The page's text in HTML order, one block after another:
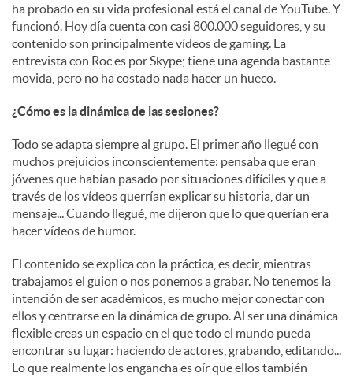
ha probado en su vida profesional está el canal de YouTube. Y
funcionó. Hoy día cuenta con casi 800.000 seguidores, y su
contenido son principalmente vídeos de gaming. La
entrevista con Roc es por Skype; tiene una agenda bastante
movida, pero no ha costado nada hacer un hueco.
¿Cómo es la dinámica de las sesiones?
Todo se adapta siempre al grupo. El primer año llegué con
muchos prejuicios inconscientemente: pensaba que eran
jóvenes que habían pasado por situaciones difíciles y que a
través de los vídeos querrían explicar su historia, dar un
mensaje... Cuando llegué, me dijeron que lo que querían era
hacer vídeos de humor.
El contenido se explica con la práctica, es decir, mientras
trabajamos el guion o nos ponemos a grabar. No tenemos la
intención de ser académicos, es mucho mejor conectar con
ellos y centrarse en la dinámica de grupo. Al ser una dinámica
flexible creas un espacio en el que todo el mundo pueda
encontrar su lugar: haciendo de actores, grabando, editando...
Lo que realmente los engancha es oír que ellos también